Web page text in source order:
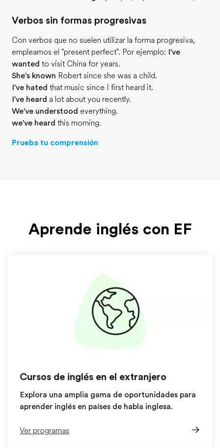
Verbos sin formas progresivas
Con verbos que no suelen utilizar la forma progresiva,
empleamos el "present perfect". Por ejemplo: I've
wanted to visit China for years.
She's known Robert since she was a child.
I've hated that music since I first heard it.
I've heard a lot about you recently.
We've understood everything.
we've heard this morning.
Prueba tu comprensión
Aprende inglés con EF
Cursos de inglés en el extranjero
Explora una amplia gama de oportunidades para
aprender inglés en países de habla inglesa.
Ver programas